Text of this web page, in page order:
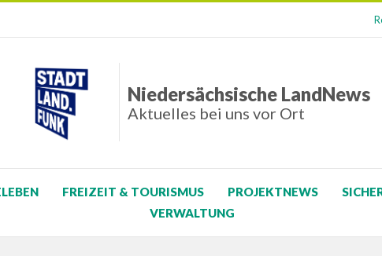
Niedersächsische LandNews
Aktuelles bei uns vor Ort
FREIZEIT & TOURISMUS PROJEKTNEWS
VERWALTUNG